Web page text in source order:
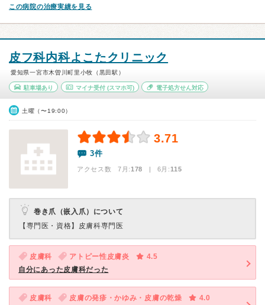
この病院の治療実績を見る
皮フ科内科よこたクリニック
愛知県一宮市木曽川町里小牧（黒田駅）
駐車場あり マイナ受付(スマホ可) 電子処方せん対応
土曜（〜19:00）
3.71
3件
アクセス数 7月:178 | 6月:115
巻き爪（嵌入爪）について
【専門医・資格】 皮膚科専門医
皮膚科 アトピー性皮膚炎
4.5
自分にあった皮膚科だった
皮膚科 皮膚の発疹・かゆみ・皮膚の乾燥
4.0